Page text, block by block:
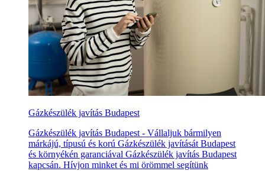
Gázkészülék javítás Budapest
Gázkészülék javítás Budapest - Vállaljuk bármilyen
márkájú, típusú és korú Gázkészülék javítását Budapest
és környékén garanciával Gázkészülék javítás Budapest
kapcsán. Hívjon minket és mi örömmel segítünk